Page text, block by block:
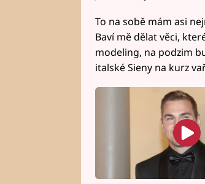
To na sobě mám asi
Baví mě dělat věci,
modeling, na podzim
italské Sieny na kurz